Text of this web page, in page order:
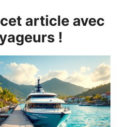
article avec
!